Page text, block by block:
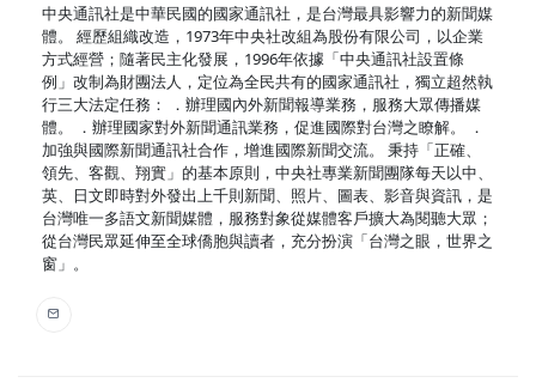
中央通訊社是中華民國的國家通訊社，是台灣最具影響力的新聞媒
體。 經歷組織改造，1973年中央社改組為股份有限公司，以企業
方式經營；隨著民主化發展，1996年依據「中央通訊社設置條
例」改制為財團法人，定位為全民共有的國家通訊社，獨立超然執
行三大法定任務： ．辦理國內外新聞報導業務，服務大眾傳播媒
體。 ．辦理國家對外新聞通訊業務，促進國際對台灣之瞭解。 ．
加強與國際新聞通訊社合作，增進國際新聞交流。 秉持「正確、
領先、客觀、翔實」的基本原則，中央社專業新聞團隊每天以中、
英、日文即時對外發出上千則新聞、照片、圖表、影音與資訊，是
台灣唯一多語文新聞媒體，服務對象從媒體客戶擴大為閱聽大眾；
從台灣民眾延伸至全球僑胞與讀者，充分扮演「台灣之眼，世界之
窗」。